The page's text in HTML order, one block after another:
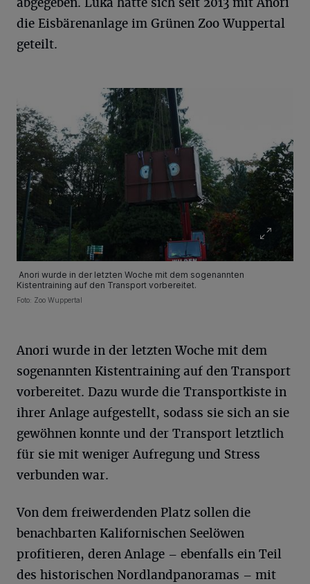
die Eisbärenanlage im Grünen Zoo Wuppertal
geteilt.
Anori wurde in der letzten Woche mit dem sogenannten
Kistentraining auf den Transport vorbereitet.
Foto: Zoo Wuppertal
Anori wurde in der letzten Woche mit dem
sogenannten Kistentraining auf den Transport
vorbereitet. Dazu wurde die Transportkiste in
ihrer Anlage aufgestellt, sodass sie sich an sie
gewöhnen konnte und der Transport letztlich
für sie mit weniger Aufregung und Stress
verbunden war.
Von dem freiwerdenden Platz sollen die
benachbarten Kalifornischen Seelöwen
profitieren, deren Anlage – ebenfalls ein Teil
des historischen Nordlandpanoramas – mit